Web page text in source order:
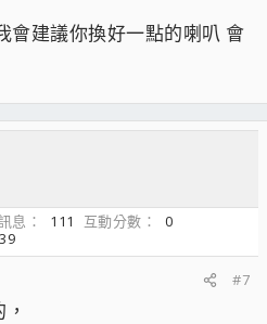
會建議你換好一點的喇叭 會
訊息 111 互動分數
0
39
#7